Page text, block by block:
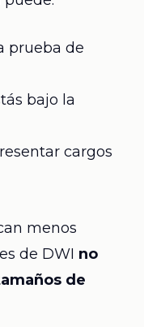
prueba de
bajo la
cargos
menos
de DWI no
de